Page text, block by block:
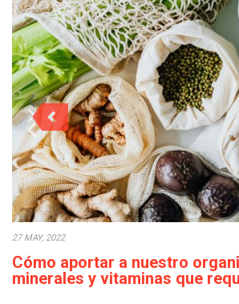
27 MAY, 2022
Cómo aportar a nuestro
minerales y vitaminas que